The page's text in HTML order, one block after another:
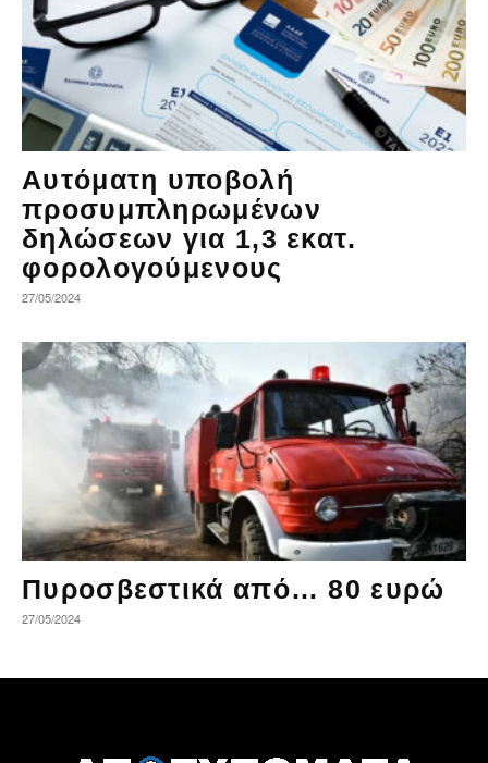
Αυτόματη υποβολή
προσυμπληρωμένων
δηλώσεων για 1,3 εκατ.
φορολογούμενους
27/05/2024
Πυροσβεστικά από… 80 ευρώ
27/05/2024